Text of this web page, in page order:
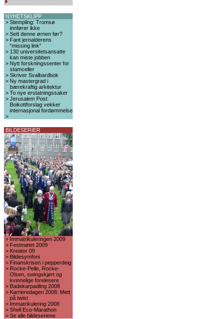
NYHETSKLIPP
> Stempling: Tromsø
innfører ikke
> Sett denne ørnen før?
> Fant jernalderens
“missing link”
> 130 universitetsansatte
kan miste jobben
> Nytt forskningssenter for
stamceller
> Skriver Svalbardbok
> Ny mastergrad i
bærekraftig arkitektur
> To nye erstatningssaker
> Jerusalem Post:
Boikottforslag vekker
internasjonal fordømmelse
>
BILDESERIER
> Immatrikuleringen 2009
> Festmøtet 2009
> Kreator 09
> Bildesymfoni
> Finanskrisen i pepperdeig
> Rocke-Pelle, Rocke-
Olsen, swingskjørt og
kvinnelige forelesere
> Badekarpadling 2008
> Karrieredagen 2008: Mett
på twist
> Immatrikulering 2008
> Shell Eco-Marathon
> Se alle bildeseriene